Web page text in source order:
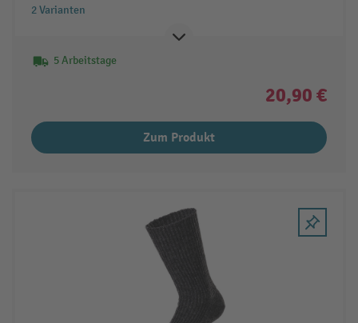
2 Varianten
5 Arbeitstage
20,90 €
Zum Produkt